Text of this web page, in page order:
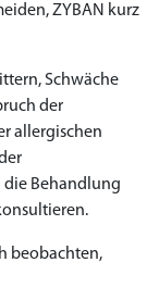
ZYBAN kurz
Schwäche
der
allergischen
die Behandlung
beobachten,